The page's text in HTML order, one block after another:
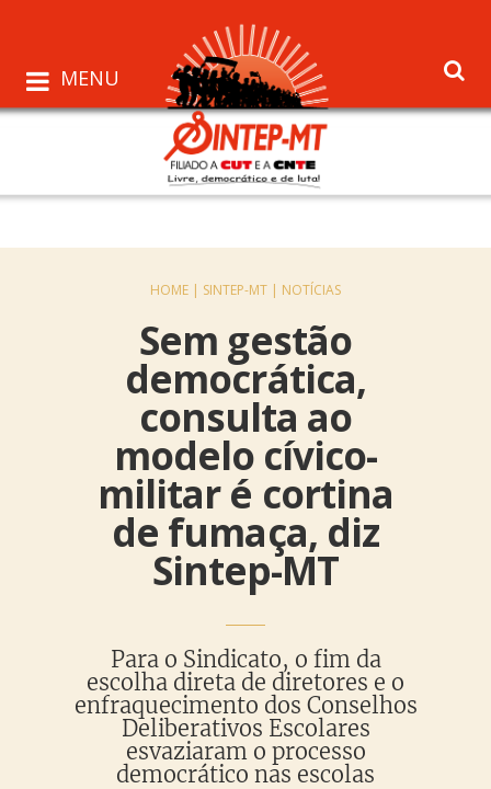
MENU
HOME | SINTEP-MT | NOTÍCIAS
Sem gestão
democrática,
consulta ao
modelo cívico-
militar é cortina
de fumaça, diz
Sintep-MT
Para o Sindicato, o fim da
escolha direta de diretores e o
enfraquecimento dos Conselhos
Deliberativos Escolares
esvaziaram o processo
democrático nas escolas